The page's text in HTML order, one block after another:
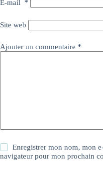
E-mail *
Site web
Ajouter un commentaire *
Enregistrer mon nom, mon
navigateur pour mon prochain